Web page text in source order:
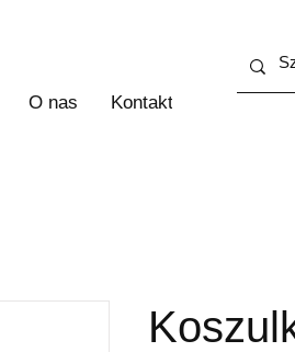
O nas Kontakt